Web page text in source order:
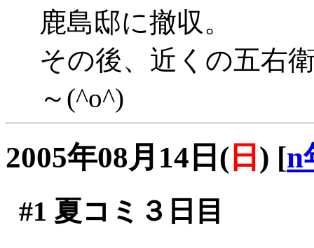
鹿島邸に撤収。
その後、近くの五右
～(^o^)
2005年08月14日( 日 ) [n
#1 夏コミ３日目